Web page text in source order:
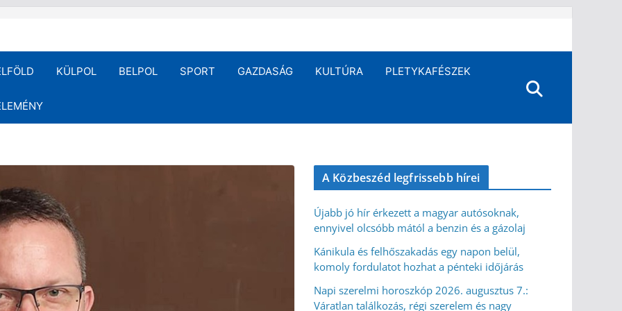
KÜLPOL BELPOL SPORT GAZDASÁG KULTÚRA PLETYKAFÉSZEK
A Közbeszéd legfrissebb hírei
Újabb jó hír érkezett a magyar autósoknak,
ennyivel olcsóbb mától a benzin és a gázolaj
Kánikula és felhőszakadás egy napon belül,
komoly fordulatot hozhat a pénteki időjárás
Napi szerelmi horoszkóp 2026. augusztus 7.:
Váratlan találkozás, régi szerelem és nagy